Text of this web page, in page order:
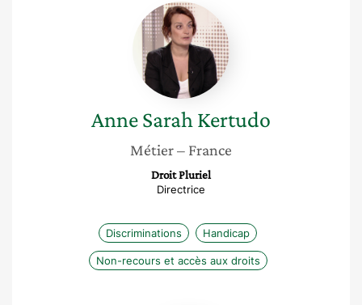
Anne
Sarah
Kertudo
Anne Sarah Kertudo
Métier– France
Droit Pluriel
Directrice
Discriminations Handicap
Non-recours et accès aux droits